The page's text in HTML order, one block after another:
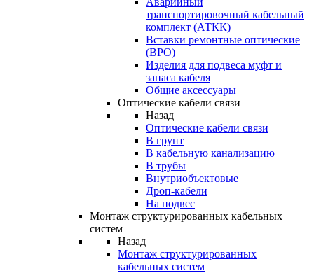
транспортировочный кабельный
комплект (АТКК)
Вставки ремонтные оптические
(ВРО)
Изделия для подвеса муфт и
запаса кабеля
Общие аксессуары
Оптические кабели связи
Назад
Оптические кабели связи
В грунт
В кабельную канализацию
В трубы
Внутриобъектовые
Дроп-кабели
На подвес
Монтаж структурированных кабельных
систем
Назад
Монтаж структурированных
кабельных систем